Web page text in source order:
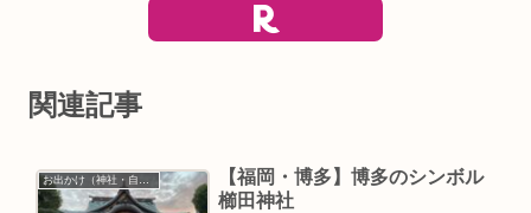
関連記事
お出かけ（神社・自然・旅）
【福岡・博多】博多のシンボル
櫛田神社